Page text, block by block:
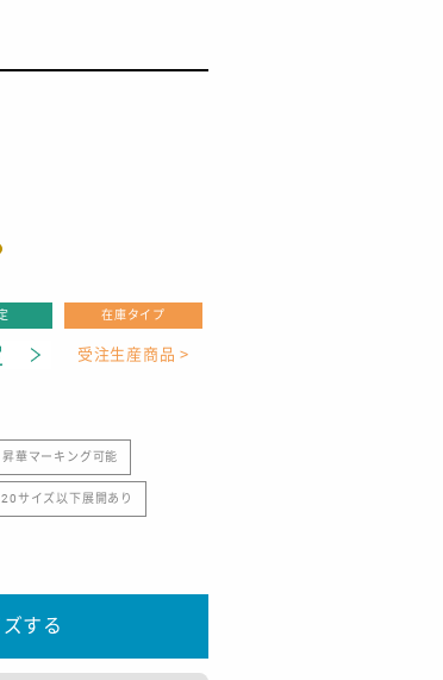
在庫タイプ
受注生産商品 >
昇華マーキング可能
サイズ以下展開あり
する